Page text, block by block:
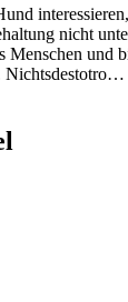
nicht
Menschen und
Nichtsdestotro…